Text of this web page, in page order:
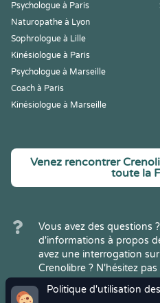
Politique d'utilisation
Psychologue à Paris
Naturopathe à Lyon
Sophrologue à Lille
Kinésiologue à Paris
Psychologue à Marseille
Coach à Paris
Kinésiologue à Marseille
Venez rencontrer
toute la
Vous avez des questions
d'informations à propos
avez une interrogation
Crenolibre ? N'hésitez pas